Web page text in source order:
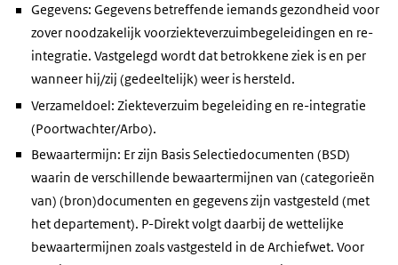
Gegevens: Gegevens betreffende iemands gezondheid voor
zover noodzakelijk voorziekteverzuimbegeleidingen en re-
integratie. Vastgelegd wordt dat betrokkene ziek is en per
wanneer hij/zij (gedeeltelijk) weer is hersteld.
Verzameldoel: Ziekteverzuim begeleiding en re-integratie
(Poortwachter/Arbo).
Bewaartermijn: Er zijn Basis Selectiedocumenten (BSD)
waarin de verschillende bewaartermijnen van (categorieën
van) (bron)documenten en gegevens zijn vastgesteld (met
het departement). P-Direkt volgt daarbij de wettelijke
bewaartermijnen zoals vastgesteld in de Archiefwet. Voor